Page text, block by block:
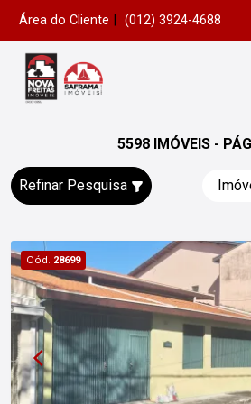
Área do Cliente (012) 3924-4688
5598 IMÓVEIS -
Refinar Pesquisa
Cód. 28699